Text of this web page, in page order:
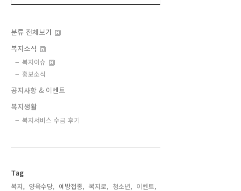
분류 전체보기
복지소식
복지이슈
홍보소식
공지사항 & 이벤트
복지생활
복지서비스 수급 후기
Tag
복지, 양육수당, 예방접종, 복지로, 청소년, 이벤트,